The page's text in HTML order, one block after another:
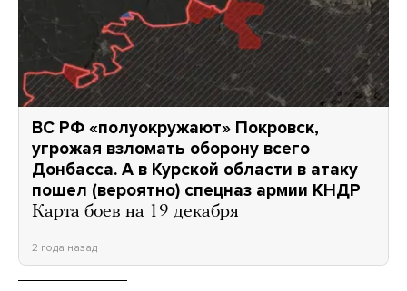
ВС РФ «полуокружают» Покровск,
угрожая взломать оборону всего
Донбасса. А в Курской области в атаку
пошел (вероятно) спецназ армии КНДР
Карта боев на 19 декабря
2 года назад